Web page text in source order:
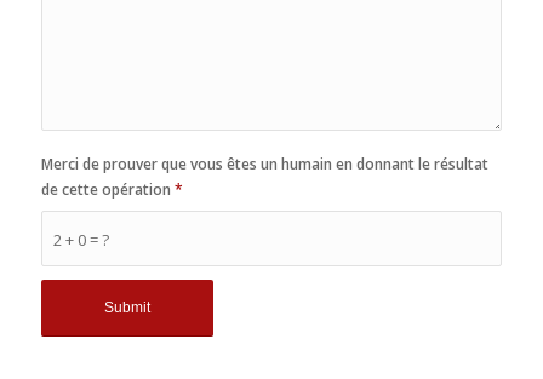
2 + 0 = ?
Merci de prouver que vous êtes un humain en donnant le résultat
de cette opération *